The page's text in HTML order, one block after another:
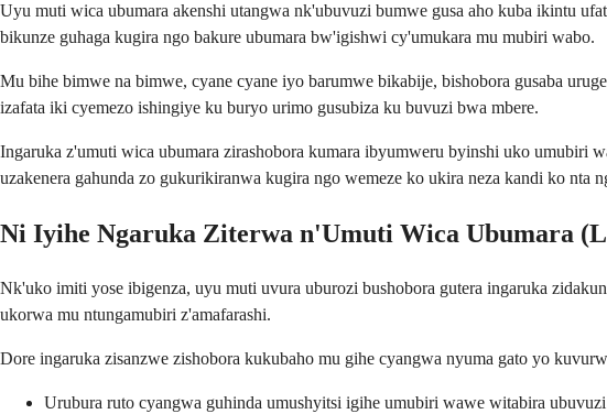
Uyu muti wica ubumara akenshi utangwa nk'ubuvuzi bumwe gusa aho kuba ikintu
bikunze guhaga kugira ngo bakure ubumara bw'igishwi cy'umukara mu mubiri wabo.
Mu bihe bimwe na bimwe, cyane cyane iyo barumwe bikabije, bishobora gusaba
izafata iki cyemezo ishingiye ku buryo urimo gusubiza ku buvuzi bwa mbere.
Ingaruka z'umuti wica ubumara zirashobora kumara ibyumweru byinshi uko umubiri
uzakenera gahunda zo gukurikiranwa kugira ngo wemeze ko ukira neza kandi ko nta
Ni Iyihe Ngaruka Ziterwa n'Umuti Wica Ubumara
Nk'uko imiti yose ibigenza, uyu muti uvura uburozi bushobora gutera ingaruka
ukorwa mu ntungamubiri z'amafarashi.
Dore ingaruka zisanzwe zishobora kukubaho mu gihe cyangwa nyuma gato yo
Urubura ruto cyangwa guhinda umushyitsi igihe umubiri wawe witabira ubuvuzi